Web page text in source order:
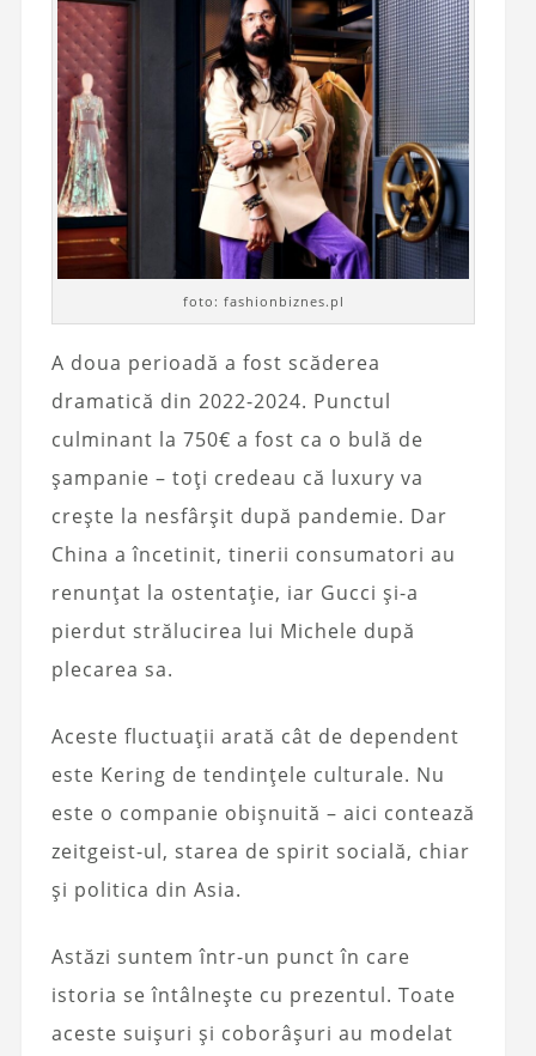
foto: fashionbiznes.pl
A doua perioadă a fost scăderea
dramatică din 2022-2024. Punctul
culminant la 750€ a fost ca o bulă de
șampanie – toți credeau că luxury va
crește la nesfârșit după pandemie. Dar
China a încetinit, tinerii consumatori au
renunțat la ostentație, iar Gucci și-a
pierdut strălucirea lui Michele după
plecarea sa.
Aceste fluctuații arată cât de dependent
este Kering de tendințele culturale. Nu
este o companie obișnuită – aici contează
zeitgeist-ul, starea de spirit socială, chiar
și politica din Asia.
Astăzi suntem într-un punct în care
istoria se întâlnește cu prezentul. Toate
aceste suișuri și coborâșuri au modelat